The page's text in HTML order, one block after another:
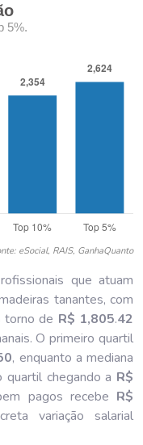
5%.
eSocial, RAIS, GanhaQuanto
que atuam
tanantes, com
torno de R$ 1,805.42
O primeiro quartil
, enquanto a mediana
quartil chegando a R$
pagos recebe R$
variação salarial